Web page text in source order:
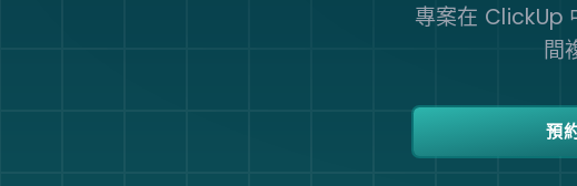
專案在 ClickUp
間
預